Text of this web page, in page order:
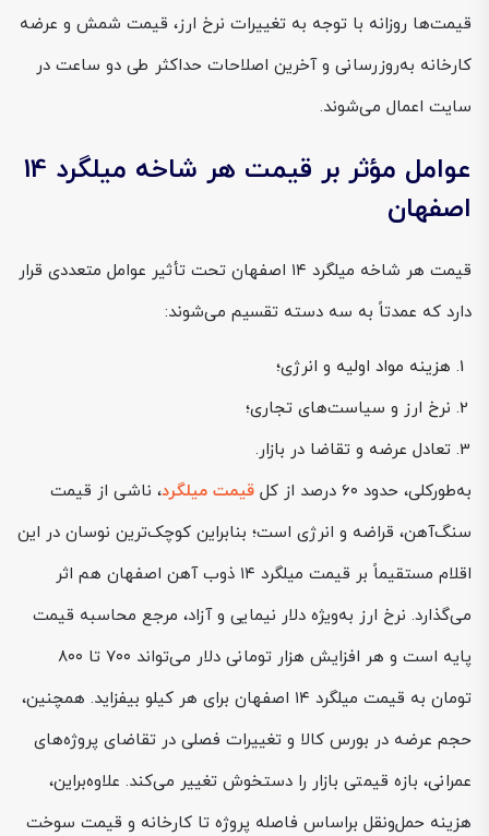
قیمت‌ها روزانه با توجه به تغییرات نرخ ارز، قیمت شمش و عرضه
کارخانه به‌روزرسانی و آخرین اصلاحات حداکثر طی دو ساعت در
سایت اعمال می‌شوند.
عوامل مؤثر بر قیمت هر شاخه میلگرد 14
اصفهان
قیمت هر شاخه میلگرد ۱۴ اصفهان تحت تأثیر عوامل متعددی قرار
دارد که عمدتاً به سه دسته تقسیم می‌شوند:
هزینه مواد اولیه و انرژی؛
نرخ ارز و سیاست‌های تجاری؛
تعادل عرضه و تقاضا در بازار.
به‌طورکلی، حدود ۶۰ درصد از کل
قیمت میلگرد، ناشی از قیمت
سنگ‌آهن، قراضه و انرژی است؛ بنابراین کوچک‌ترین نوسان در این
اقلام مستقیماً بر قیمت میلگرد ۱۴ ذوب آهن اصفهان هم اثر
می‌گذارد. نرخ ارز به‌ویژه دلار نیمایی و آزاد، مرجع محاسبه قیمت
پایه است و هر افزایش هزار تومانی دلار می‌تواند ۷۰۰ تا ۸۰۰
تومان به قیمت میلگرد ۱۴ اصفهان برای هر کیلو بیفزاید. همچنین،
حجم عرضه در بورس کالا و تغییرات فصلی در تقاضای پروژه‌های
عمرانی، بازه قیمتی بازار را دستخوش تغییر می‌کند. علاوه‌براین،
هزینه حمل‌ونقل براساس فاصله پروژه تا کارخانه و قیمت سوخت